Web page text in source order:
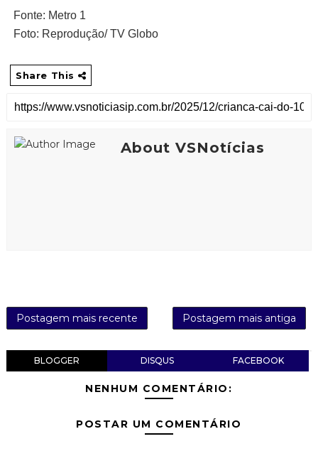
Fonte: Metro 1
Foto: Reprodução/ TV Globo
Share This
About VSNotícias
Postagem mais recente Postagem mais antiga
BLOGGER DISQUS FACEBOOK
NENHUM COMENTÁRIO:
POSTAR UM COMENTÁRIO